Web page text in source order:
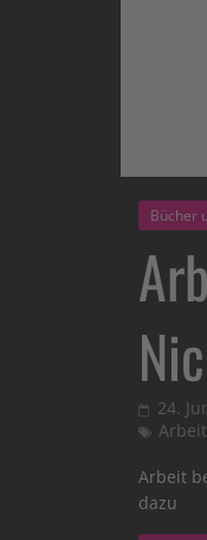
Bücher
24.
Arbeit
dazu